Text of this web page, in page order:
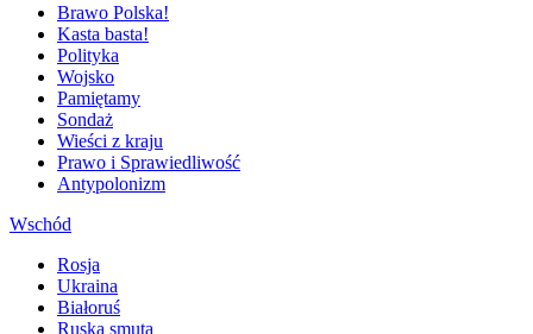
Brawo Polska!
Kasta basta!
Polityka
Wojsko
Pamiętamy
Sondaż
Wieści z kraju
Prawo i Sprawiedliwość
Antypolonizm
Wschód
Rosja
Ukraina
Białoruś
Ruska smuta